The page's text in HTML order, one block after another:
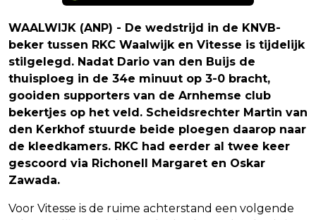
WAALWIJK (ANP) - De wedstrijd in de KNVB-
beker tussen RKC Waalwijk en Vitesse is tijdelijk
stilgelegd. Nadat Dario van den Buijs de
thuisploeg in de 34e minuut op 3-0 bracht,
gooiden supporters van de Arnhemse club
bekertjes op het veld. Scheidsrechter Martin van
den Kerkhof stuurde beide ploegen daarop naar
de kleedkamers. RKC had eerder al twee keer
gescoord via Richonell Margaret en Oskar
Zawada.
Voor Vitesse is de ruime achterstand een volgende